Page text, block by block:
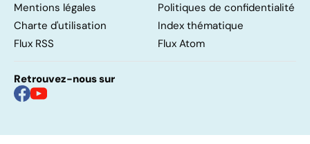
Mentions légales
Politiques de confidentialité
Charte d'utilisation
Index thématique
Flux RSS
Flux Atom
Retrouvez-nous sur